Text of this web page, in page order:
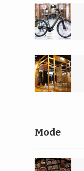
Mode